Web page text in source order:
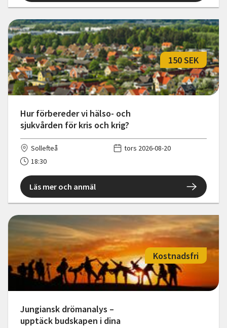
Hur förbereder vi hälso- och
sjukvården för kris och krig?
150 SEK
Sollefteå
tors 2026-08-20
18:30
Läs mer och anmäl
Jungiansk drömanalys –
upptäck budskapen i dina
Kostnadsfri